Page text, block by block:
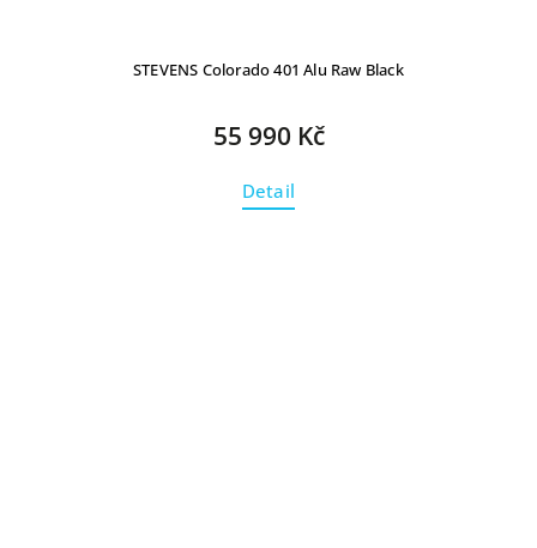
STEVENS Colorado 401 Alu Raw Black
55 990 Kč
Detail